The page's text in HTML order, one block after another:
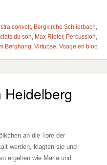
convolt, Bergkirche Schlierbach
du son
Max Riefer, Percussion
Berghang Virtuose Voage en bloc
an die Tore der
werden, klagten sie und
ergehen wie Maria und